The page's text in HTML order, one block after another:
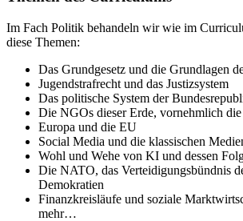
Im Fach Politik behandeln wir wie im
diese Themen:
Das Grundgesetz und die Grundlagen
Jugendstrafrecht und das Justizsystem
Das politische System der
Die NGOs dieser Erde, vornehmlich
Europa und die EU
Social Media und die klassischen
Wohl und Wehe von KI und dessen
Die NATO, das Verteidigungsbündnis
Demokratien
Finanzkreisläufe und soziale
mehr…